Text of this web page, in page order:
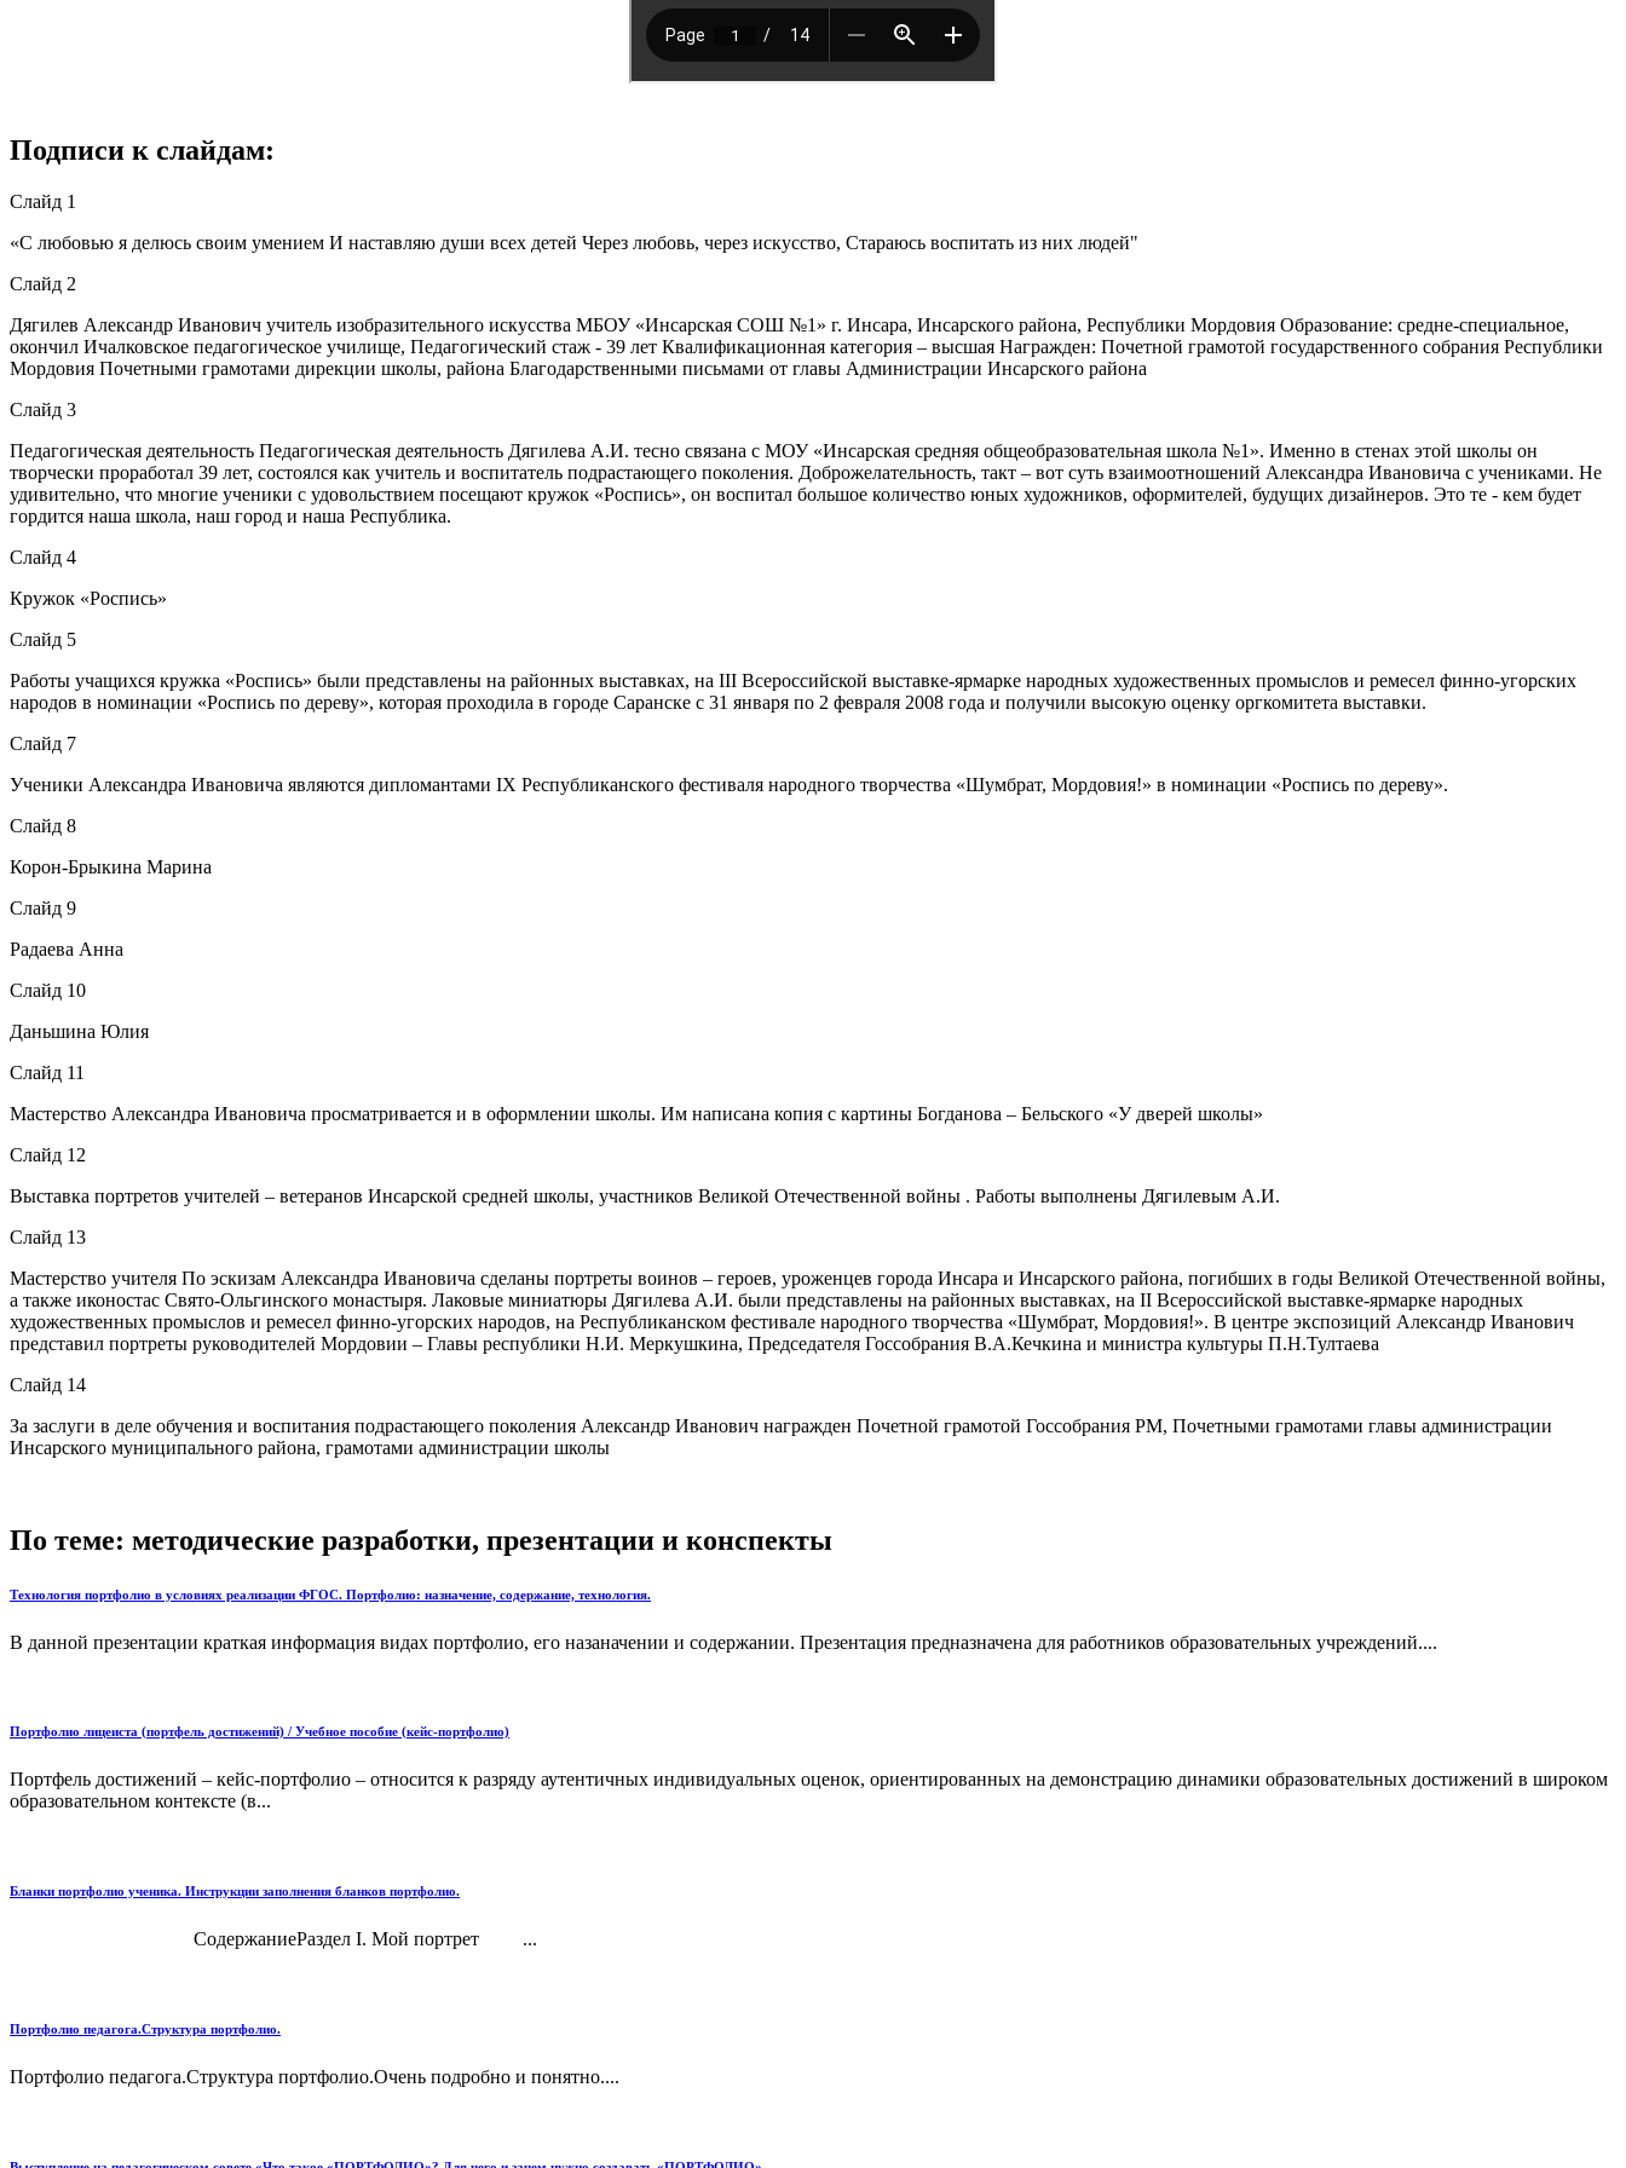
Подписи к слайдам:
Слайд 1
«С любовью я делюсь своим умением И наставляю души всех детей Через любовь, через искусство, Стараюсь воспитать из них людей"
Слайд 2
Дягилев Александр Иванович учитель изобразительного искусства МБОУ «Инсарская СОШ №1» г. Инсара, Инсарского района, Республики Мордовия Образование: средне-специальное,
окончил Ичалковское педагогическое училище, Педагогический стаж - 39 лет Квалификационная категория – высшая Награжден: Почетной грамотой государственного собрания Республики
Мордовия Почетными грамотами дирекции школы, района Благодарственными письмами от главы Администрации Инсарского района
Слайд 3
Педагогическая деятельность Педагогическая деятельность Дягилева А.И. тесно связана с МОУ «Инсарская средняя общеобразовательная школа №1». Именно в стенах этой школы он
творчески проработал 39 лет, состоялся как учитель и воспитатель подрастающего поколения. Доброжелательность, такт – вот суть взаимоотношений Александра Ивановича с учениками. Не
удивительно, что многие ученики с удовольствием посещают кружок «Роспись», он воспитал большое количество юных художников, оформителей, будущих дизайнеров. Это те - кем будет
гордится наша школа, наш город и наша Республика.
Слайд 4
Кружок «Роспись»
Слайд 5
Работы учащихся кружка «Роспись» были представлены на районных выставках, на III Всероссийской выставке-ярмарке народных художественных промыслов и ремесел финно-угорских
народов в номинации «Роспись по дереву», которая проходила в городе Саранске с 31 января по 2 февраля 2008 года и получили высокую оценку оргкомитета выставки.
Слайд 7
Ученики Александра Ивановича являются дипломантами IX Республиканского фестиваля народного творчества «Шумбрат, Мордовия!» в номинации «Роспись по дереву».
Слайд 8
Корон-Брыкина Марина
Слайд 9
Радаева Анна
Слайд 10
Даньшина Юлия
Слайд 11
Мастерство Александра Ивановича просматривается и в оформлении школы. Им написана копия с картины Богданова – Бельского «У дверей школы»
Слайд 12
Выставка портретов учителей – ветеранов Инсарской средней школы, участников Великой Отечественной войны . Работы выполнены Дягилевым А.И.
Слайд 13
Мастерство учителя По эскизам Александра Ивановича сделаны портреты воинов – героев, уроженцев города Инсара и Инсарского района, погибших в годы Великой Отечественной войны,
а также иконостас Свято-Ольгинского монастыря. Лаковые миниатюры Дягилева А.И. были представлены на районных выставках, на II Всероссийской выставке-ярмарке народных
художественных промыслов и ремесел финно-угорских народов, на Республиканском фестивале народного творчества «Шумбрат, Мордовия!». В центре экспозиций Александр Иванович
представил портреты руководителей Мордовии – Главы республики Н.И. Меркушкина, Председателя Госсобрания В.А.Кечкина и министра культуры П.Н.Тултаева
Слайд 14
За заслуги в деле обучения и воспитания подрастающего поколения Александр Иванович награжден Почетной грамотой Госсобрания РМ, Почетными грамотами главы администрации
Инсарского муниципального района, грамотами администрации школы
По теме: методические разработки, презентации и конспекты
Технология портфолио в условиях реализации ФГОС. Портфолио: назначение, содержание, технология.
В данной презентации краткая информация видах портфолио, его назаначении и содержании. Презентация предназначена для работников образовательных учреждений....
Портфолио лицеиста (портфель достижений) / Учебное пособие (кейс-портфолио)
Портфель достижений – кейс-портфолио – относится к разряду аутентичных индивидуальных оценок, ориентированных на демонстрацию динамики образовательных достижений в широком
образовательном контексте (в...
Бланки портфолио ученика. Инструкции заполнения бланков портфолио.
СодержаниеРаздел I. Мой портрет ...
Портфолио педагога.Структура портфолио.
Портфолио педагога.Структура портфолио.Очень подробно и понятно....